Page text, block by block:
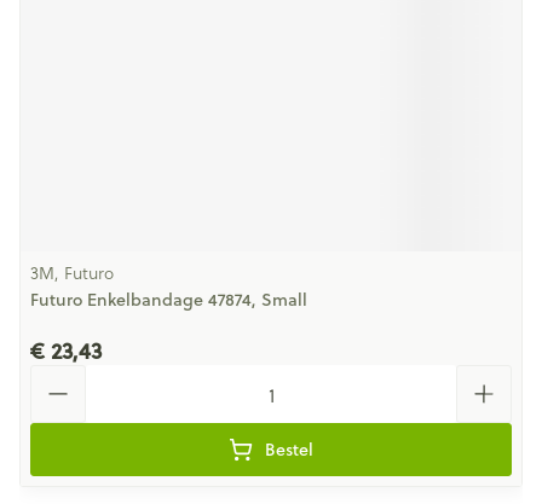
3M, Futuro
Futuro Enkelbandage 47874, Small
€ 23,43
Bestel